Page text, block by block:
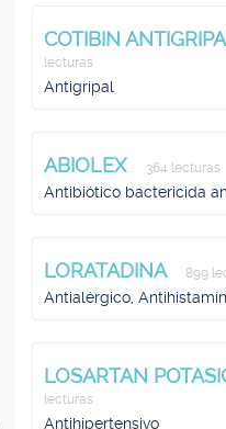
COTIBIN
lecturas
Antigripal
ABIOLEX 364 lecturas
Antibiótico bactericida
LORATADINA 899
Antialérgico,
LOSARTAN
lecturas
Antihipertensivo